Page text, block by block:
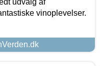
vinoplevelser.